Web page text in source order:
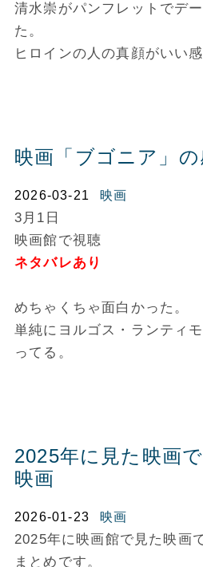
清水崇がパンフレットでデ
た。
ヒロインの人の真顔がいい感
映画「ブゴニア」の
2026-03-21 映画
3月1日
映画館で視聴
ネタバレあり
めちゃくちゃ面白かった。
単純にヨルゴス・ランティ
ってる。
2025年に見た映画
映画
2026-01-23 映画
2025年に映画館で見た映画
まとめです。